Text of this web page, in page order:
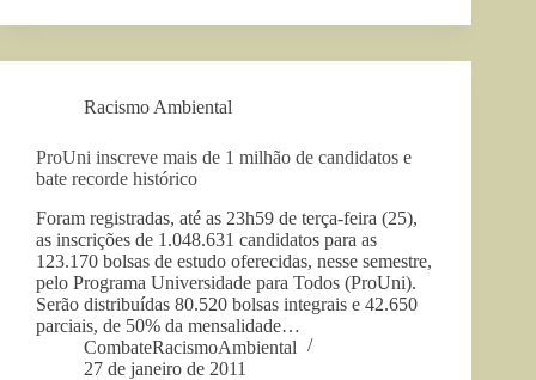
Racismo Ambiental
ProUni inscreve mais de 1 milhão de candidatos e
bate recorde histórico
Foram registradas, até as 23h59 de terça-feira (25),
as inscrições de 1.048.631 candidatos para as
123.170 bolsas de estudo oferecidas, nesse semestre,
pelo Programa Universidade para Todos (ProUni).
Serão distribuídas 80.520 bolsas integrais e 42.650
parciais, de 50% da mensalidade…
CombateRacismoAmbiental
27 de janeiro de 2011